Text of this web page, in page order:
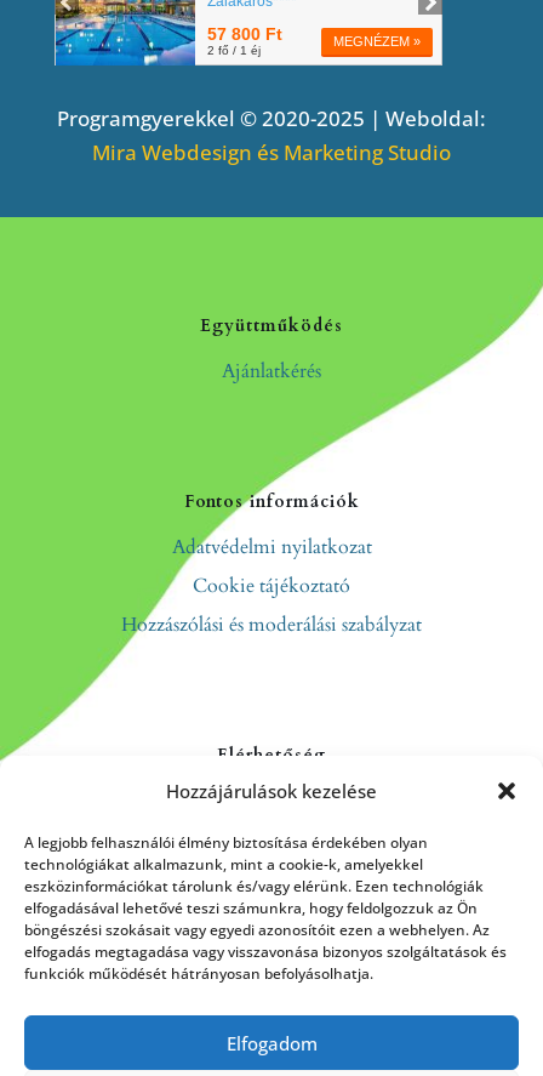
Hozzájárulások kezelése
A legjobb felhasználói élmény biztosítása érdekében olyan
technológiákat alkalmazunk, mint a cookie-k, amelyekkel
eszközinformációkat tárolunk és/vagy elérünk. Ezen technológiák
elfogadásával lehetővé teszi számunkra, hogy feldolgozzuk az Ön
böngészési szokásait vagy egyedi azonosítóit ezen a webhelyen. Az
elfogadás megtagadása vagy visszavonása bizonyos szolgáltatások és
funkciók működését hátrányosan befolyásolhatja.
Elfogadom
Programgyerekkel © 2020-2025 | Weboldal:
Mira Webdesign és Marketing Studio
Együttműködés
Ajánlatkérés
Fontos információk
Adatvédelmi nyilatkozat
Cookie tájékoztató
Hozzászólási és moderálási szabályzat
Elérhetőség
Kapcsolat
Rólunk
HÍRLEVÉL FELIRATKOZÁS